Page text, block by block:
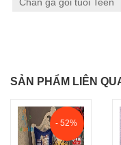
Chăn ga gối tuổi Teen
SẢN PHẨM LIÊN
- 52%